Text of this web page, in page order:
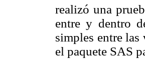
realizó una
entre y dentro
simples entre
el paquete SAS